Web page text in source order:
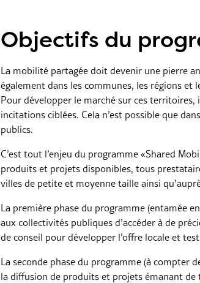
Objectifs du
La mobilité partagée doit devenir une pierre
également dans les communes, les régions et
Pour développer le marché sur ces
incitations ciblées. Cela n’est possible que
publics.
C’est tout l’enjeu du programme «Shared
produits et projets disponibles, tous
villes de petite et moyenne taille ainsi
La première phase du programme (entamée
aux collectivités publiques d’accéder à de
de conseil pour développer l’offre locale et
La seconde phase du programme (à compter
la diffusion de produits et projets émanant de